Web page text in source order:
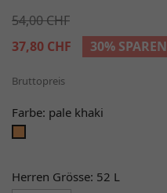
54,00 CHF
37,80 CHF
30% SPAREN
Bruttopreis
Farbe: pale khaki
Herren Grösse: 52 L